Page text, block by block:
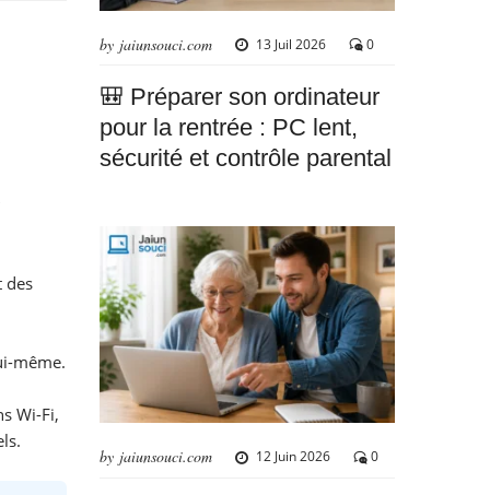
des
même.
Wi-Fi,
by jaiunsouci.com 13 Juil 2026 0
🎒 Préparer son ordinateur
pour la rentrée : PC lent,
sécurité et contrôle parental
by jaiunsouci.com 12 Juin 2026 0